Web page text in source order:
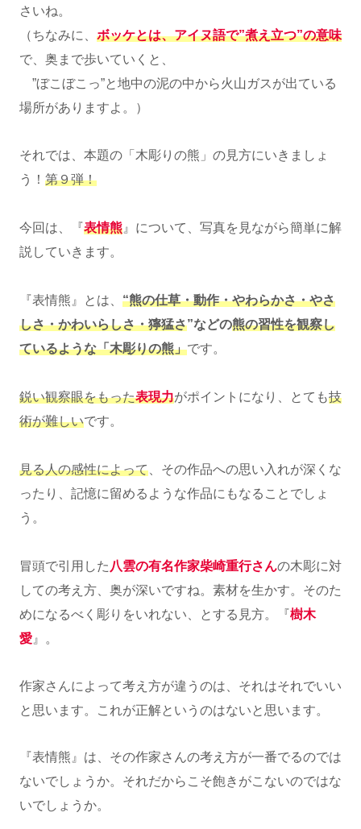
さいね。
（ちなみに、 ボッケとは、アイヌ語で”煮え立つ”の意味
で、奥まで歩いていくと、
”ぼこぼこっ”と地中の泥の中から火山ガスが出ている
場所がありますよ。）
それでは、本題の「木彫りの熊」の見方にいきましょ
う！ 第９弾！
今回は、『表情熊 』について、写真を見ながら簡単に解
説していきます。
『表情熊』とは、 “熊の仕草・動作・やわらかさ・やさ
しさ・かわいらしさ・獰猛さ”などの熊の習性を観察し
ているような「木彫りの熊」です。
鋭い観察眼をもった表現力がポイントになり、とても技
術が難しいです。
見る人の感性によって 、その作品への思い入れが深くな
ったり、記憶に留めるような作品にもなることでしょ
う。
冒頭で引用した 八雲の有名作家柴崎重行さんの木彫に対
しての考え方、奥が深いですね。素材を生かす。そのた
めになるべく彫りをいれない、とする見方。『樹木
愛 』。
作家さんによって考え方が違うのは、それはそれでいい
と思います。これが正解というのはないと思います。
『表情熊』は、その作家さんの考え方が一番でるのでは
ないでしょうか。それだからこそ飽きがこないのではな
いでしょうか。